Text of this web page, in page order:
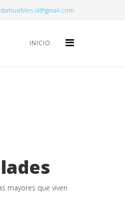
INICIO
mayores que viven